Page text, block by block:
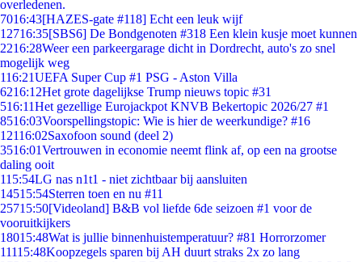
overledenen.
7016:43[HAZES-gate #118] Echt een leuk wijf
12716:35[SBS6] De Bondgenoten #318 Een klein kusje moet kunnen
2216:28Weer een parkeergarage dicht in Dordrecht, auto's zo snel
mogelijk weg
116:21UEFA Super Cup #1 PSG - Aston Villa
6216:12Het grote dagelijkse Trump nieuws topic #31
516:11Het gezellige Eurojackpot KNVB Bekertopic 2026/27 #1
8516:03Voorspellingstopic: Wie is hier de weerkundige? #16
12116:02Saxofoon sound (deel 2)
3516:01Vertrouwen in economie neemt flink af, op een na grootse
daling ooit
115:54LG nas n1t1 - niet zichtbaar bij aansluiten
14515:54Sterren toen en nu #11
25715:50[Videoland] B&B vol liefde 6de seizoen #1 voor de
vooruitkijkers
18015:48Wat is jullie binnenhuistemperatuur? #81 Horrorzomer
11115:48Koopzegels sparen bij AH duurt straks 2x zo lang